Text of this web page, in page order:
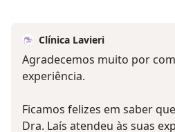
Clínica Lavieri
Agradecemos muito por
experiência.
Ficamos felizes em saber
Dra. Laís atendeu às suas